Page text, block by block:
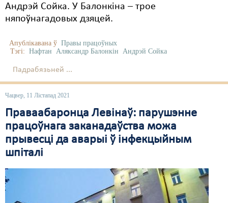
Андрэй Сойка. У Балонкіна – трое
няпоўнагадовых дзяцей.
Апублікавана ў Правы працоўных
Тэгі: Нафтан Аляксандр Балонкін Андрэй Сойка
Падрабязьней ...
Чацвер, 11 Лістапад 2021
Праваабаронца Левінаў: парушэнне
працоўнага заканадаўства можа
прывесці да аварыі ў інфекцыйным
шпіталі
Пэнітэнцыярная сыстэма
Рознае
Свабода слова
Свабода сумленьня
Суд
Сьмяротнае пакараньне
Экалёгія